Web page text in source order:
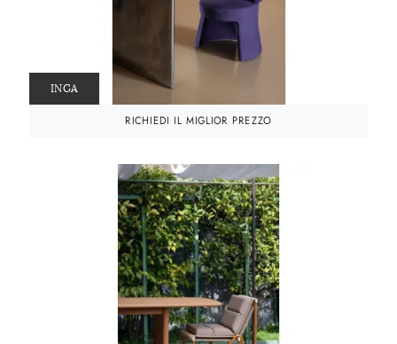
INGA
RICHIEDI IL MIGLIOR PREZZO